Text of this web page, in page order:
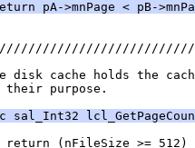
pA->mnPage < pB-
their purpose.
sal_Int32